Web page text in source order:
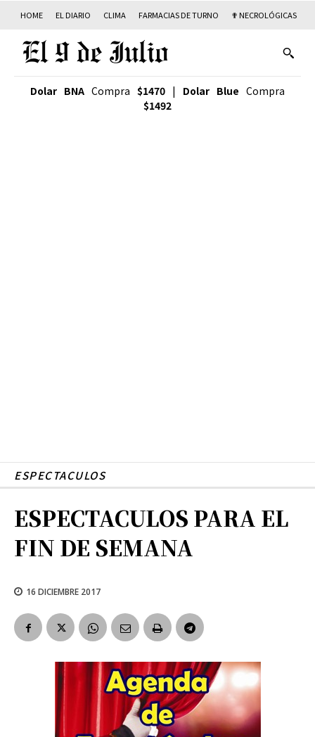
HOME EL DIARIO CLIMA FARMACIAS DE TURNO ✟ NECROLÓGICAS
Dolar BNA Compra $1470 | Dolar Blue Compra
$1492
ESPECTACULOS
ESPECTACULOS PARA EL
FIN DE SEMANA
16 DICIEMBRE 2017